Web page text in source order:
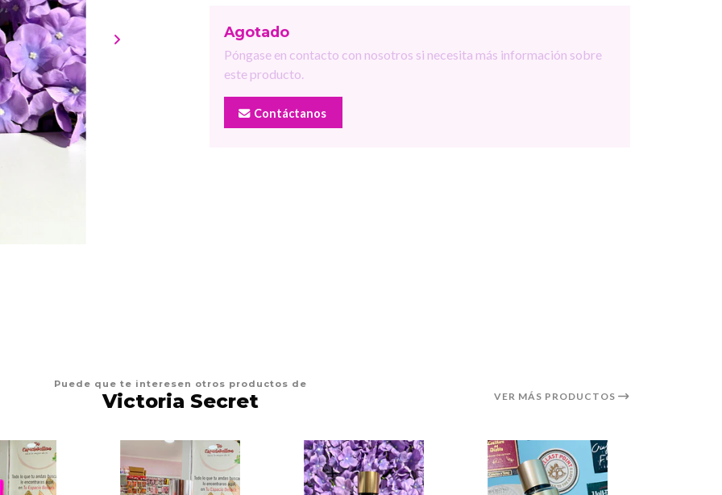
Agotado
Póngase en contacto con nosotros si necesita más información sobre
este producto.
Contáctanos
Puede que te interesen otros productos de
Victoria Secret VER MÁS PRODUCTOS